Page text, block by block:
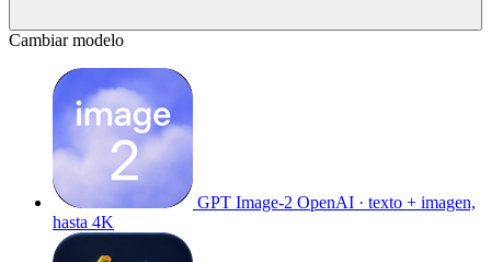
Cambiar modelo
GPT Image-2 OpenAI · texto + imagen,
hasta 4K